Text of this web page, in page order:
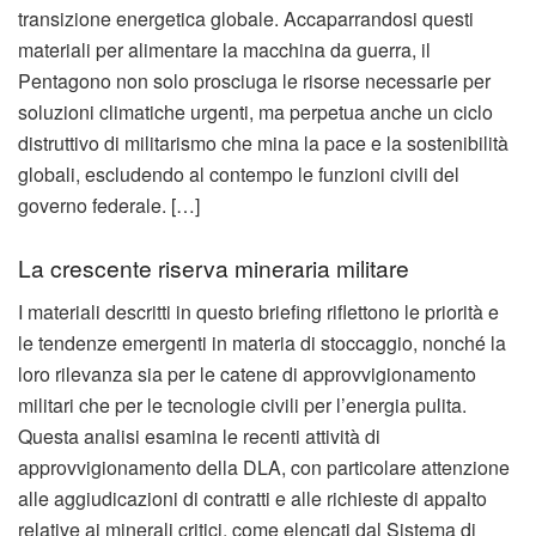
transizione energetica globale. Accaparrandosi questi
materiali per alimentare la macchina da guerra, il
Pentagono non solo prosciuga le risorse necessarie per
soluzioni climatiche urgenti, ma perpetua anche un ciclo
distruttivo di militarismo che mina la pace e la sostenibilità
globali, escludendo al contempo le funzioni civili del
governo federale. […]
La crescente riserva mineraria militare
I materiali descritti in questo briefing riflettono le priorità e
le tendenze emergenti in materia di stoccaggio, nonché la
loro rilevanza sia per le catene di approvvigionamento
militari che per le tecnologie civili per l’energia pulita.
Questa analisi esamina le recenti attività di
approvvigionamento della DLA, con particolare attenzione
alle aggiudicazioni di contratti e alle richieste di appalto
relative ai minerali critici, come elencati dal Sistema di